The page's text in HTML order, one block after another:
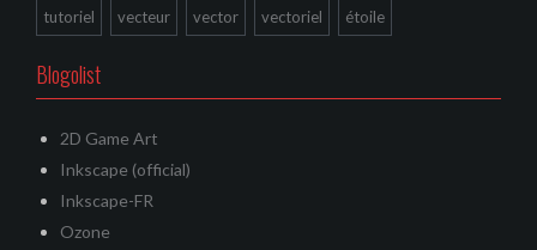
tutoriel vecteur vector vectoriel étoile
Blogolist
2D Game Art
Inkscape (official)
Inkscape-FR
Ozone